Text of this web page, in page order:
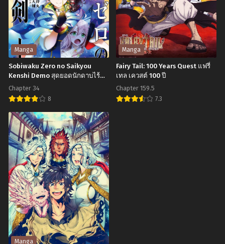
Chapter 17
พฤศจิกายน 29, 2024
Chapter 16
พฤศจิกายน 29, 2024
Chapter 15
พฤศจิกายน 29, 2024
Chapter 14
พฤศจิกายน 29, 2024
Chapter 13
พฤศจิกายน 29, 2024
Chapter 12
พฤศจิกายน 29, 2024
Chapter 11 Chapter 10
Chapter 9
พฤศจิกายน 29, 2024
Chapter 7
พฤศจิกายน 29, 2024
Chapter 5
พฤศจิกายน 29, 2024
Chapter 3
พฤศจิกายน 29, 2024
แกร่ง
แห่ง
หน่วย
ป้องกัน
อสูร
Manga
Sobiwaku Zero no Saikyou
Kenshi Demo สุดยอดนักดาบไร้
ช่องติดอาวุธ
Chapter 34
8
Sobiwaku
Zero
no
Saikyou
Kenshi
Demo
สุด
ยอด
นัก
ดาบ
Manga
Fairy Tail: 100 Years Quest แฟรี่
เทล เควสต์ 100 ปี
Chapter 159.5
7.3
Manga